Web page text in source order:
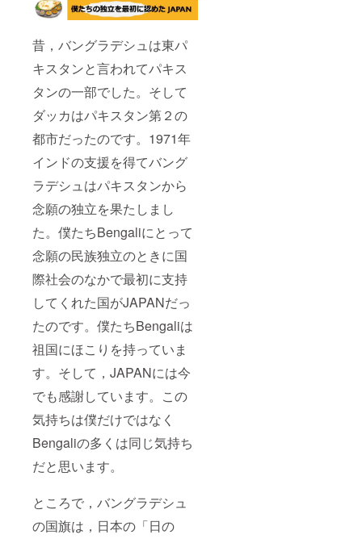
昔，バングラデシュは東パ
キスタンと言われてパキス
タンの一部でした。そして
ダッカはパキスタン第２の
都市だったのです。1971年
インドの支援を得てバング
ラデシュはパキスタンから
念願の独立を果たしまし
た。僕たちBengaliにとって
念願の民族独立のときに国
際社会のなかで最初に支持
してくれた国がJAPANだっ
たのです。僕たちBengaliは
祖国にほこりを持っていま
す。そして，JAPANには今
でも感謝しています。この
気持ちは僕だけではなく
Bengaliの多くは同じ気持ち
だと思います。
ところで，バングラデシュ
の国旗は，日本の「日の